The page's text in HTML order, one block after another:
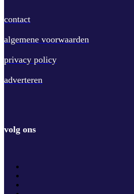
contact
algemene voorwaarden
privacy policy
adverteren
volg ons